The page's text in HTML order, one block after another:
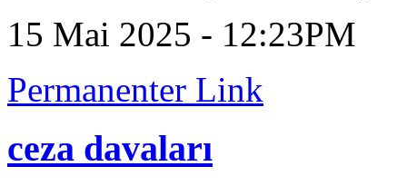
15 Mai 2025 - 12:23PM
Permanenter Link
ceza davaları